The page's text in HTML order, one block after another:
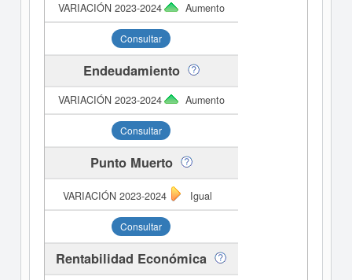
Aumento
Consultar
Endeudamiento
Aumento
Consultar
Punto Muerto
Igual
Consultar
Rentabilidad Económica